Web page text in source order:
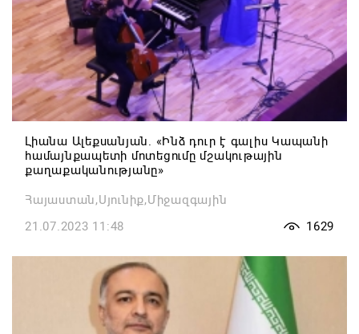
Լիանա Ալեքսանյան. «Ինձ դուր է գալիս Կապանի
համայնքապետի մոտեցումը մշակութային
քաղաքականությանը»
Հայաստան,Սյունիք,Միջազգային
21.07.2023 11:48
1629